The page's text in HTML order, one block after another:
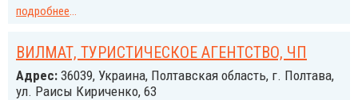
подробнее...
ВИЛМАТ, ТУРИСТИЧЕСКОЕ АГЕНТСТВО, ЧП
Адрес: 36039, Украина, Полтавская область, г. Полтава,
ул. Раисы Кириченко, 63